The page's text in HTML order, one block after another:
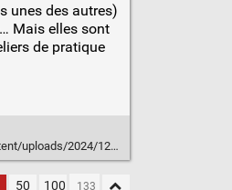
unes des autres)
Mais elles sont
de pratique
collectifs-Decembre-2024.pdf
50 100